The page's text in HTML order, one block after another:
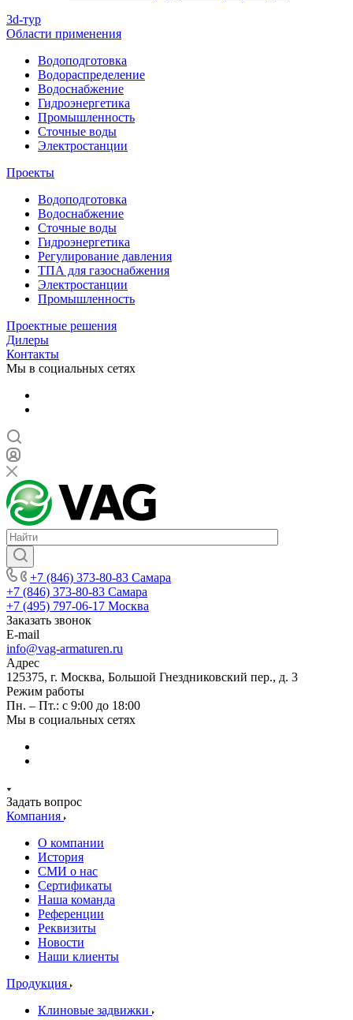
3d-тур
Области применения
Водоподготовка
Водораспределение
Водоснабжение
Гидроэнергетика
Промышленность
Сточные воды
Электростанции
Проекты
Водоподготовка
Водоснабжение
Сточные воды
Гидроэнергетика
Регулирование давления
ТПА для газоснабжения
Электростанции
Промышленность
Проектные решения
Дилеры
Контакты
Мы в социальных сетях
+7 (846) 373-80-83 Самара
+7 (846) 373-80-83 Самара
+7 (495) 797-06-17 Москва
Заказать звонок
E-mail
info@vag-armaturen.ru
Адрес
125375, г. Москва, Большой Гнездниковский пер., д. 3
Режим работы
Пн. – Пт.: с 9:00 до 18:00
Мы в социальных сетях
Задать вопрос
Компания
О компании
История
СМИ о нас
Cертификаты
Наша команда
Референции
Реквизиты
Новости
Наши клиенты
Продукция
Клиновые задвижки